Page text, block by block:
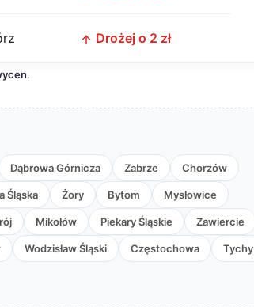
Drożej o 2 zł
.
Dąbrowa Górnicza Zabrze Chorzów
Śląska Żory Bytom Mysłowice
Mikołów Piekary Śląskie Zawiercie
Wodzisław Śląski Częstochowa Tychy